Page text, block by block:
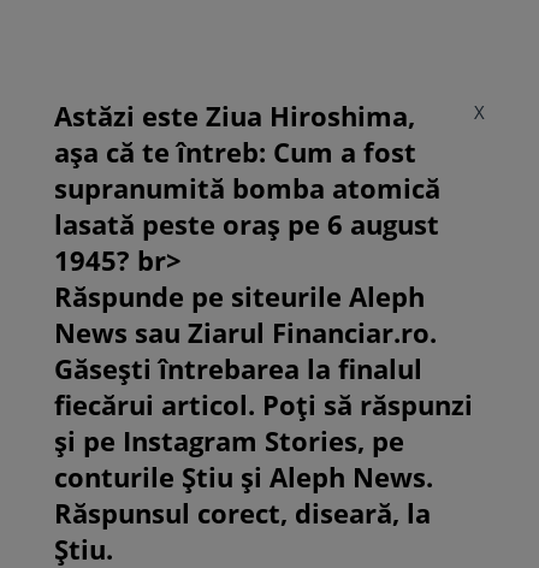
X
Astăzi este Ziua Hiroshima,
așa că te întreb: Cum a fost
supranumită bomba atomică
lasată peste oraș pe 6 august
1945? br>
Răspunde pe siteurile Aleph
News sau Ziarul Financiar.ro.
Găsești întrebarea la finalul
fiecărui articol. Poți să răspunzi
și pe Instagram Stories, pe
conturile Știu și Aleph News.
Răspunsul corect, diseară, la
Știu.